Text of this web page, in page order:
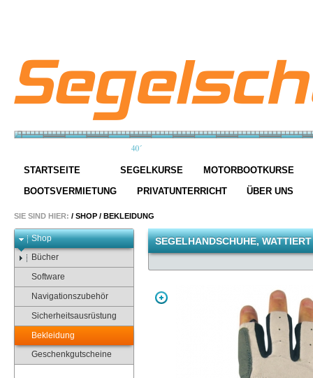
STARTSEITE SEGELKURSE MOTORBOOTKURSE
BOOTSVERMIETUNG PRIVATUNTERRICHT ÜBER UNS
SIE SIND HIER: / SHOP / BEKLEIDUNG
Shop
Bücher
Software
Navigationszubehör
Sicherheitsausrüstung
Bekleidung
Geschenkgutscheine
SEGELHANDSCHUHE, WATTIERT